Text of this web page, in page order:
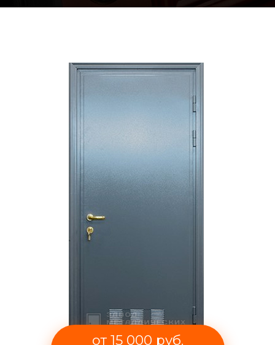
от 15 000 руб.